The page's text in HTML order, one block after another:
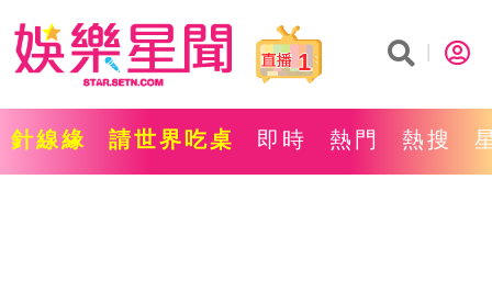
1
針線緣 請世界吃桌 即時 熱門 熱搜